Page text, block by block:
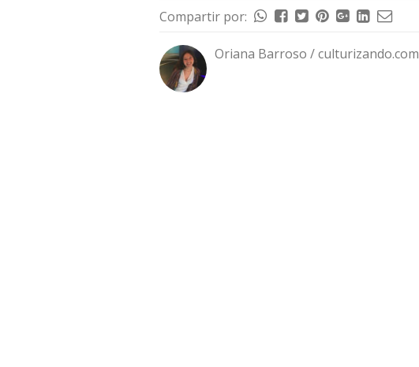
Compartir por:
Oriana Barroso / culturizando.com